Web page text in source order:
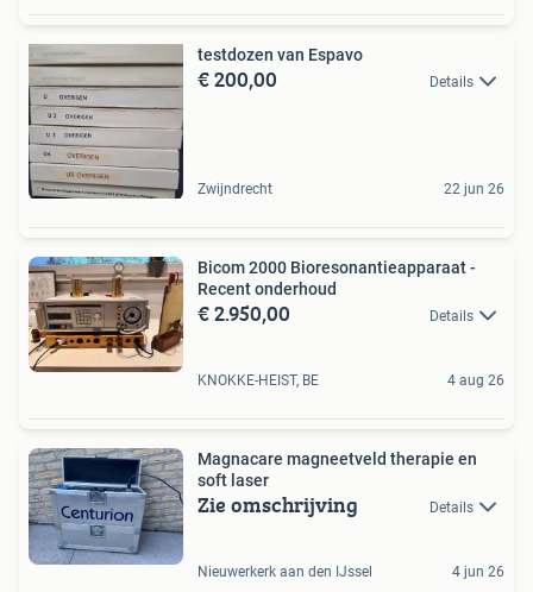
testdozen van Espavo
€ 200,00 Details
Zwijndrecht 22 jun 26
Bicom 2000 Bioresonantieapparaat -
Recent onderhoud
€ 2.950,00 Details
KNOKKE-HEIST, BE 4 aug 26
Magnacare magneetveld therapie en
soft laser
Zie omschrijving Details
Nieuwerkerk aan den IJssel 4 jun 26